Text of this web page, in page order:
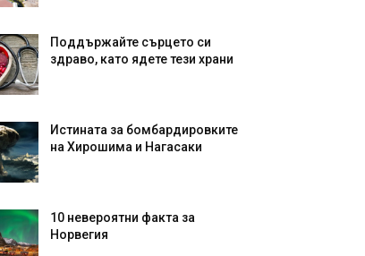
Поддържайте сърцето си
здраво, като ядете тези храни
Истината за бомбардировките
на Хирошима и Нагасаки
10 невероятни факта за
Норвегия